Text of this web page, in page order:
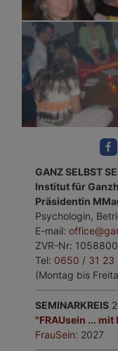
GANZ SELBST
Institut für
Präsidentin
Psychologin,
E-mail:
ZVR-Nr:
Tel: 0650 / 31 23
(Montag bis
SEMINARKREIS
"FRAUsein ... mit
FrauSein: 2027